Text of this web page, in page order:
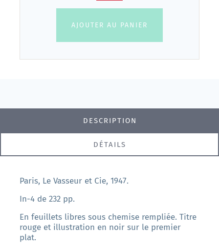
AJOUTER AU PANIER
DESCRIPTION
DÉTAILS
Paris, Le Vasseur et Cie, 1947.
In-4 de 232 pp.
En feuillets libres sous chemise rempliée. Titre
rouge et illustration en noir sur le premier
plat.